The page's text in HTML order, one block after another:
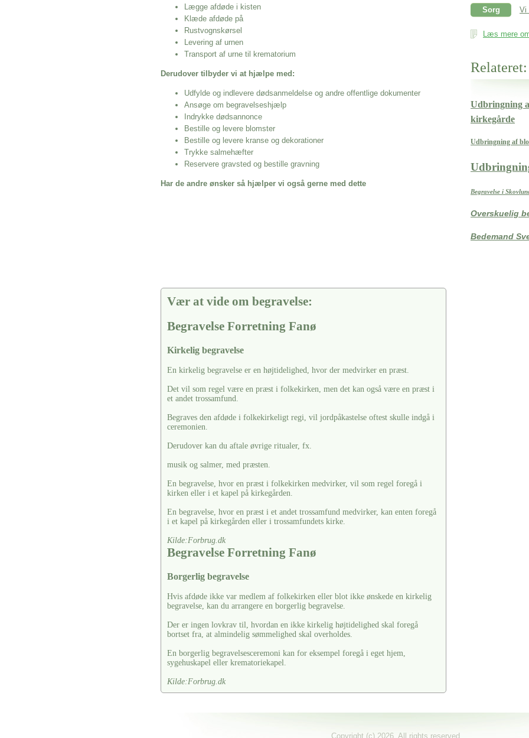
Lægge afdøde i kisten
Klæde afdøde på
Rustvognskørsel
Levering af urnen
Transport af urne til krematorium
Derudover tilbyder vi at hjælpe med:
Udfylde og indlevere dødsanmeldelse og andre offentlige dokumenter
Ansøge om begravelseshjælp
Indrykke dødsannonce
Bestille og levere blomster
Bestille og levere kranse og dekorationer
Trykke salmehæfter
Reservere gravsted og bestille gravning
Har de andre ønsker så hjælper vi også gerne med dette
Vær at vide om begravelse:
Begravelse Forretning Fanø
Kirkelig begravelse
En kirkelig begravelse er en højtidelighed, hvor der medvirker en præst.
Det vil som regel være en præst i folkekirken, men det kan også være en præst i
et andet trossamfund.
Begraves den afdøde i folkekirkeligt regi, vil jordpåkastelse oftest skulle indgå i
ceremonien.
Derudover kan du aftale øvrige ritualer, fx.
musik og salmer, med præsten.
En begravelse, hvor en præst i folkekirken medvirker, vil som regel foregå i
kirken eller i et kapel på kirkegården.
En begravelse, hvor en præst i et andet trossamfund medvirker, kan enten foregå
i et kapel på kirkegården eller i trossamfundets kirke.
Kilde:Forbrug.dk
Begravelse Forretning Fanø
Borgerlig begravelse
Hvis afdøde ikke var medlem af folkekirken eller blot ikke ønskede en kirkelig
begravelse, kan du arrangere en borgerlig begravelse.
Der er ingen lovkrav til, hvordan en ikke kirkelig højtidelighed skal foregå
bortset fra, at almindelig sømmelighed skal overholdes.
En borgerlig begravelsesceremoni kan for eksempel foregå i eget hjem,
sygehuskapel eller krematoriekapel.
Kilde:Forbrug.dk
Sorg
Vi
Læs mere
Relateret:
Udbringning
kirkegårde
Udbringning af
Begravelse i
Overskuelig
Bedemand
Copyright (c) 2026. All rights reserved.